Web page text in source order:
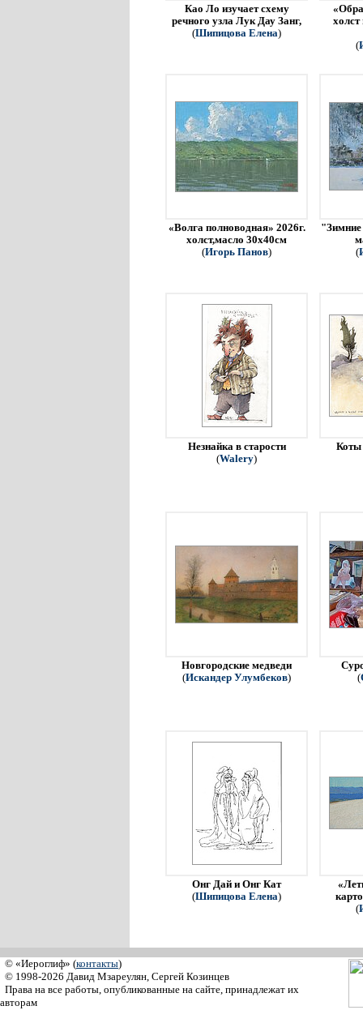
Као Ло изучает схему
речного узла Лук Дау Занг,
(Шипицова Елена)
холст
(
«Волга полноводная» 2026г.
холст,масло 30х40см
(Игорь Панов)
"Зимние
(
Незнайка в старости
(Walery)
Коты
Новгородские медведи
(Искандер Улумбеков)
(
Онг Дай и Онг Кат
(Шипицова Елена)
(
© «Иероглиф» (контакты)
© 1998-2026 Давид Мзареулян, Сергей Козинцев
Права на все работы, опубликованные на сайте, принадлежат их
авторам